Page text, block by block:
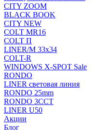
CITY ZOOM
BLACK BOOK
CITY NEW
COLT MR16
COLT П
LINER/М 33х34
COLT-R
WINDOWS X-SPOT Sale
RONDO
LINER световая линия
RONDO 25mm
RONDO 3CCT
LINER U50
Акции
Блог